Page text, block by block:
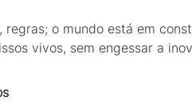
regras; o mundo está em
vivos, sem engessar a